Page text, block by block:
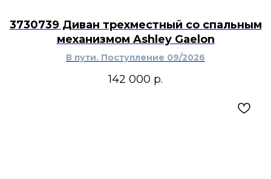
3730739 Диван трехместный со спальным
механизмом Ashley Gaelon
В пути. Поступление 09/2026
142 000 р.